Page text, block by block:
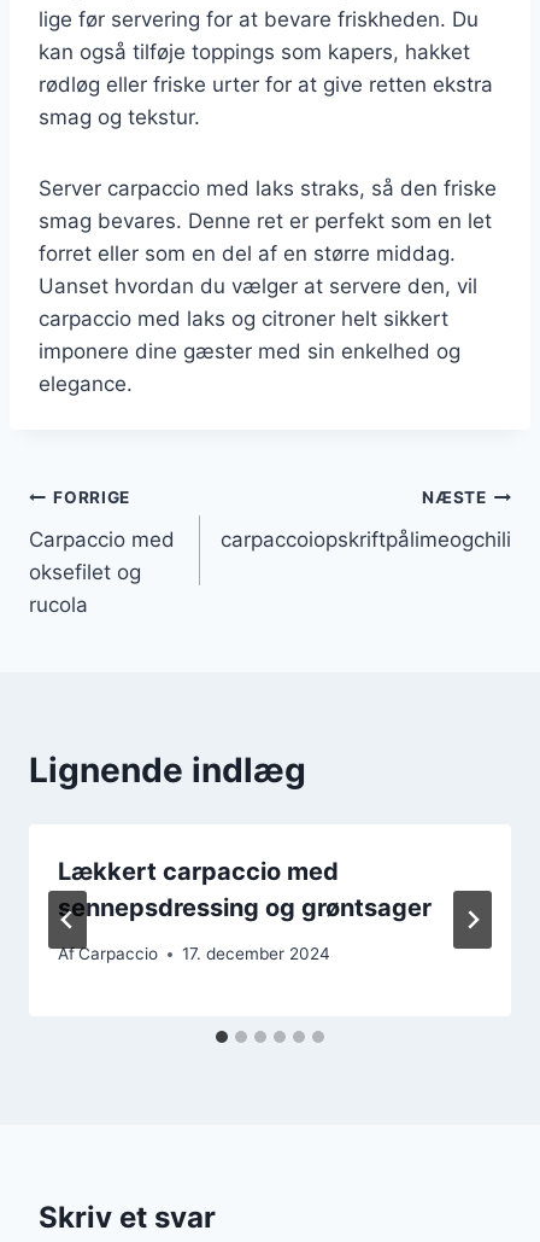
lige før servering for at bevare friskheden. Du
kan også tilføje toppings som kapers, hakket
rødløg eller friske urter for at give retten ekstra
smag og tekstur.
Server carpaccio med laks straks, så den friske
smag bevares. Denne ret er perfekt som en let
forret eller som en del af en større middag.
Uanset hvordan du vælger at servere den, vil
carpaccio med laks og citroner helt sikkert
imponere dine gæster med sin enkelhed og
elegance.
Indlægsnavigation
FORRIGE
Carpaccio med
oksefilet og
rucola
NÆSTE
carpaccoiopskriftpålimeogchili
Lignende indlæg
Lækkert carpaccio med
sennepsdressing og grøntsager
AfCarpaccio 17. december 2024
Skriv et svar